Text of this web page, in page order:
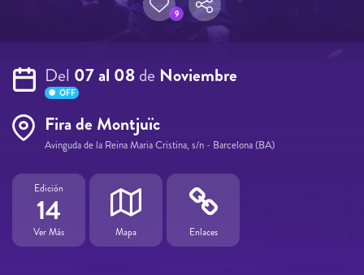
9
Del 07 al 08de Noviembre
OFF
Fira de Montjuïc
Avinguda de la Reina Maria Cristina, s/n - Barcelona (BA)
Edición
14
Ver Más Mapa Enlaces